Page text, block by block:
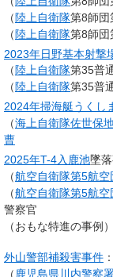
（陸上自衛隊第8師
（陸上自衛隊第8師
2023年日野基本射撃
（陸上自衛隊第35普
（陸上自衛隊第35普
2024年掃海艇うくし
（海上自衛隊佐世保
曹
2025年T-4入鹿池墜
（航空自衛隊第5航空
（航空自衛隊第5航空
警察官
（おもな特進の事例）
外山警部補殺害事件 ：
（ 鹿児島県川内警察